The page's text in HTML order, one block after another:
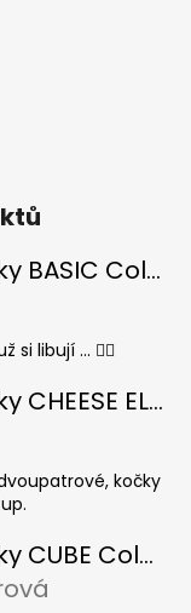
Škrabadlo pro kočky BASIC Colour
libují ... 👍🏻
Škrabadlo pro kočky CHEESE ELIPSE colour
kočky
Škrabadlo pro kočky CUBE Colour